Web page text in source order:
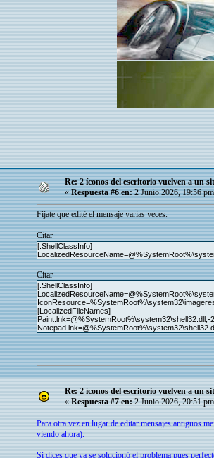
Re: 2 íconos del escritorio vuelven a un
«Respuesta #6 en:2 Junio 2026, 19:56
Fijate que edité el mensaje varias veces.
Citar
[.ShellClassInfo]
Citar
[.ShellClassInfo]
[LocalizedFileNames]
Paint.lnk=@%SystemRoot%\system32\shell32.dll,-
Re: 2 íconos del escritorio vuelven a un
« Respuesta #7 en: 2 Junio 2026, 20:51
Para otra vez en lugar de editar mensajes antiguos
viendo ahora).
Si dices que ya se solucionó el problema pues